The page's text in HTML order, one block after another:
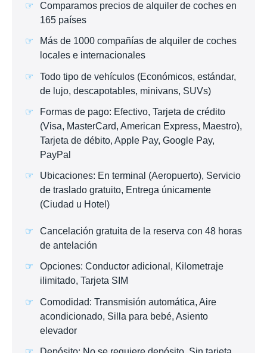
Comparamos precios de alquiler de coches en
165 países
Más de 1000 compañías de alquiler de coches
locales e internacionales
Todo tipo de vehículos (Económicos, estándar,
de lujo, descapotables, minivans, SUVs)
Formas de pago: Efectivo, Tarjeta de crédito
(Visa, MasterCard, American Express, Maestro),
Tarjeta de débito, Apple Pay, Google Pay,
PayPal
Ubicaciones: En terminal (Aeropuerto), Servicio
de traslado gratuito, Entrega únicamente
(Ciudad u Hotel)
Cancelación gratuita de la reserva con 48 horas
de antelación
Opciones: Conductor adicional, Kilometraje
ilimitado, Tarjeta SIM
Comodidad: Transmisión automática, Aire
acondicionado, Silla para bebé, Asiento
elevador